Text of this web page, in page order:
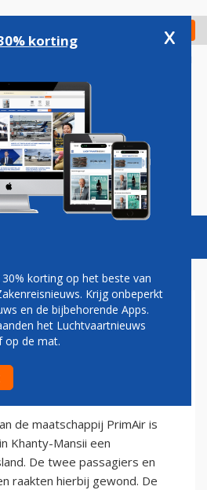
Check in
Podcasts Vacatures
VERONGELUKT
de maatschappij PrimAir is
Khanty-Mansii een
De twee passagiers en
raakten hierbij gewond. De
korting x
korting op het beste van
Krijg onbeperkt
en de bijbehorende Apps.
het Luchtvaartnieuws
op de mat.